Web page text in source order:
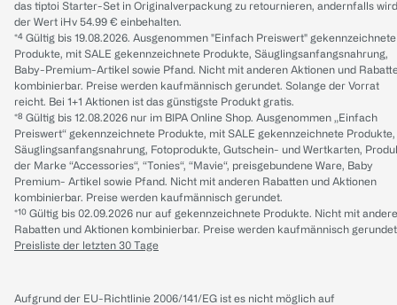
das tiptoi Starter-Set in Originalverpackung zu retournieren, andernfalls wird
der Wert iHv 54.99 € einbehalten.
*⁴ Gültig bis 19.08.2026. Ausgenommen "Einfach Preiswert" gekennzeichnete
Produkte, mit SALE gekennzeichnete Produkte, Säuglingsanfangsnahrung,
Baby-Premium-Artikel sowie Pfand. Nicht mit anderen Aktionen und
kombinierbar. Preise werden kaufmännisch gerundet. Solange der Vorrat
reicht. Bei 1+1 Aktionen ist das günstigste Produkt gratis.
*⁸ Gültig bis 12.08.2026 nur im BIPA Online Shop. Ausgenommen „Einfach
Preiswert“ gekennzeichnete Produkte, mit SALE gekennzeichnete Produkte,
Säuglingsanfangsnahrung, Fotoprodukte, Gutschein- und Wertkarten,
der Marke “Accessories“, “Tonies“, “Mavie“, preisgebundene Ware, Baby
Premium- Artikel sowie Pfand. Nicht mit anderen Rabatten und Aktionen
kombinierbar. Preise werden kaufmännisch gerundet.
*¹⁰ Gültig bis 02.09.2026 nur auf gekennzeichnete Produkte. Nicht mit
Rabatten und Aktionen kombinierbar. Preise werden kaufmännisch
Preisliste der letzten 30 Tage
Aufgrund der EU-Richtlinie 2006/141/EG ist es nicht möglich auf